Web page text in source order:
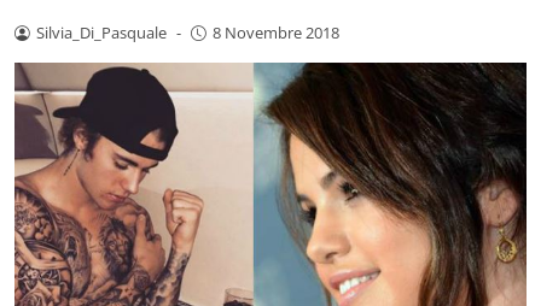
Silvia_Di_Pasquale - 8 Novembre 2018